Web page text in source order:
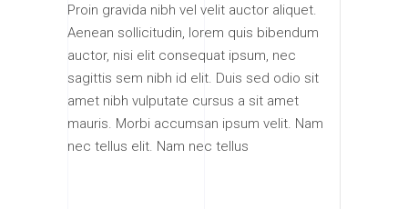
Proin gravida nibh vel velit auctor aliquet.
Aenean sollicitudin, lorem quis bibendum
auctor, nisi elit consequat ipsum, nec
sagittis sem nibh id elit. Duis sed odio sit
amet nibh vulputate cursus a sit amet
mauris. Morbi accumsan ipsum velit. Nam
nec tellus elit. Nam nec tellus